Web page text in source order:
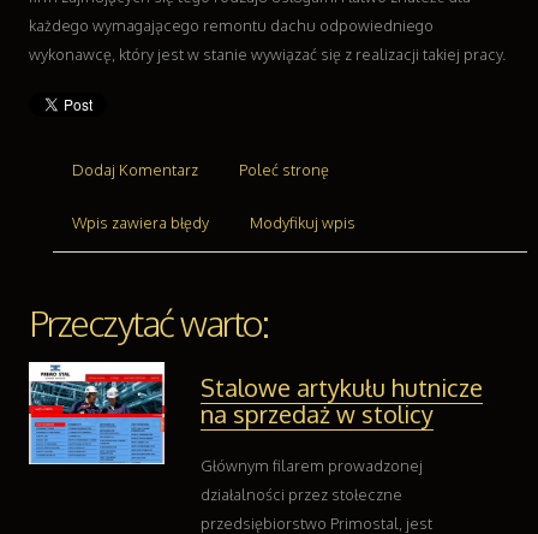
Narzędzia
Przemysł Metalowy
Wynajem
Salony, Komisy
Reklama
Materiały Reklamowe
Ruch
Imprezy Integracyjne
Zajęcia Sportowe i Rekreacyjne
Branże
każdego wymagającego remontu dachu odpowiedniego
wykonawcę, który jest w stanie wywiązać się z realizacji takiej pracy.
Dodaj Komentarz Poleć stronę
Wpis zawiera błędy Modyfikuj wpis
Przeczytać warto:
Stalowe artykułu hutnicze
na sprzedaż w stolicy
Głównym filarem prowadzonej
działalności przez stołeczne
przedsiębiorstwo Primostal, jest